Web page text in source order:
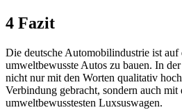
4 Fazit
Die deutsche Automobilindustrie ist auf
umweltbewusste Autos zu bauen. In
nicht nur mit den Worten qualitativ
Verbindung gebracht, sondern auch
umweltbewusstesten Luxsuswagen.